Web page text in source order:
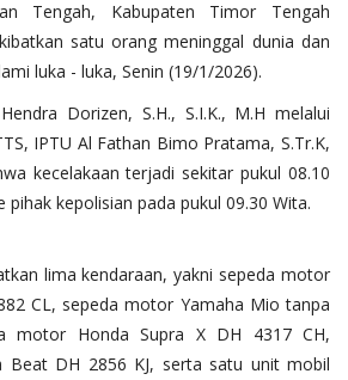
Tengah, Kabupaten Timor Tengah
satu orang meninggal dunia dan
luka - luka, Senin (19/1/2026).
Dorizen, S.H., S.I.K., M.H melalui
IPTU Al Fathan Bimo Pratama, S.Tr.K,
kecelakaan terjadi sekitar pukul 08.10
pihak kepolisian pada pukul 09.30 Wita.
lima kendaraan, yakni sepeda motor
CL, sepeda motor Yamaha Mio tanpa
motor Honda Supra X DH 4317 CH,
Beat DH 2856 KJ, serta satu unit mobil